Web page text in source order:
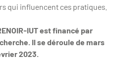
qui influencent ces pratiques.
IUT est financé par
Il se déroule de mars
2023.